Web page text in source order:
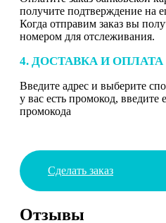
получите подтверждение на
Когда отправим заказ вы
номером для отслеживания.
4. ДОСТАВКА И ОПЛАТА
Введите адрес и выберите
у вас есть промокод, введите
промокода
Сделать заказ
Отзывы